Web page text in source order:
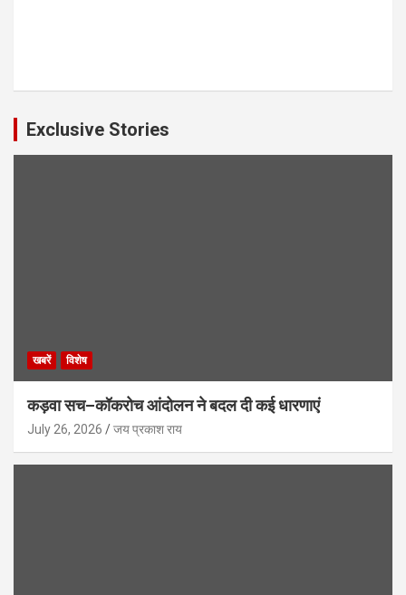
Exclusive Stories
खबरें विशेष
कड़वा सच–कॉकरोच आंदोलन ने बदल दी कई धारणाएं
July 26, 2026 जय प्रकाश राय